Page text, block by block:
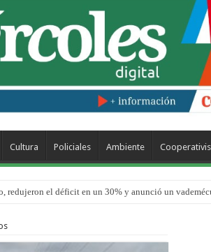
Cultura Policiales Ambiente
redujeron el déficit en un 30% y anunció un
escolares de Entre Ríos